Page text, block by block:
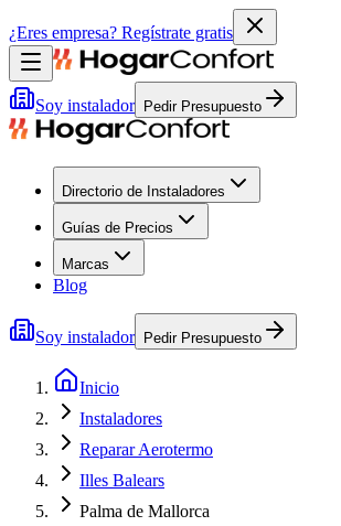
¿Eres empresa? Regístrate gratis
Soy instalador Pedir Presupuesto
Directorio de Instaladores
Guías de Precios
Marcas
Blog
Soy instalador Pedir Presupuesto
Inicio
Instaladores
Reparar Aerotermo
Illes Balears
Palma de Mallorca